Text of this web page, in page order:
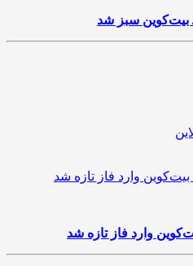
/ بیت‌کوین سبز شد
وارد فاز تازه شد